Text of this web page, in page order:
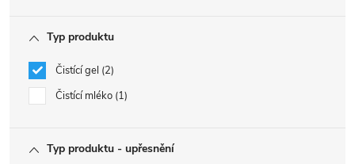
Typ produktu
Čistící gel 2
Čistící mléko 1
Typ produktu - upřesnění